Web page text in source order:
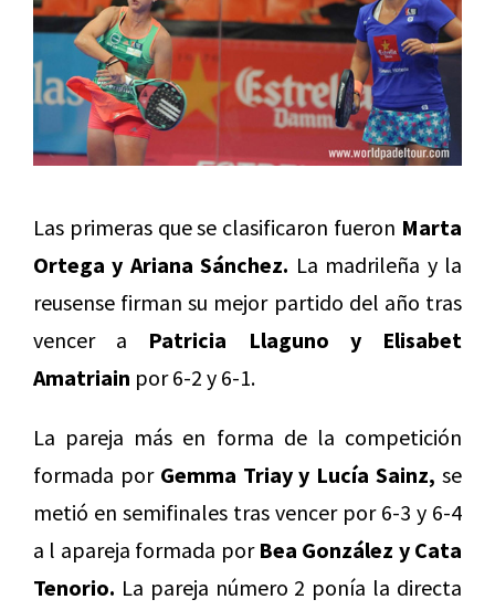
Las primeras que se clasificaron fueron Marta
Ortega y Ariana Sánchez. La madrileña y la
reusense firman su mejor partido del año tras
vencer a Patricia
Llaguno y Elisabet
Amatriain por 6-2 y 6-1.
La pareja más en forma de la competición
formada por Gemma Triay y Lucía Sainz,se
metió en semifinales tras vencer por 6-3 y 6-4
a l apareja formada por Bea González y Cata
Tenorio. La pareja número 2 ponía la directa